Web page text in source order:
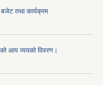
तथा कार्यक्रम
आय व्ययको विवरण।